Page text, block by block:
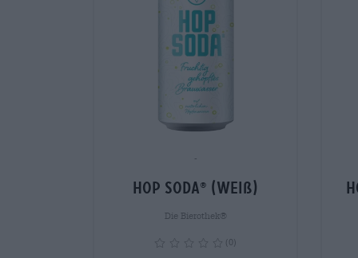
-
Hop Soda® (weiß)
Die Bierothek®
(0)